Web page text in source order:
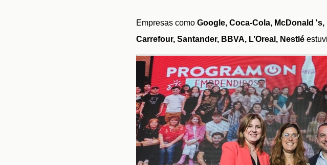
Empresas como Google, Coca-Cola, McDonald
Carrefour, Santander, BBVA, L’Oreal, Nestlé